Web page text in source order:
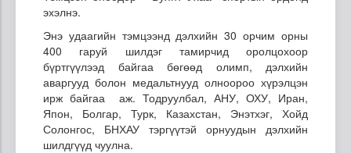
эхэлнэ.
Энэ удаагийн тэмцээнд дэлхийн 30 орчим орны
400 гаруй шилдэг тамирчид оролцохоор
бүртгүүлээд байгаа бөгөөд олимп, дэлхийн
аваргууд болон медальтнууд олноороо хүрэлцэн
ирж байгаа аж. Тодруулбал, АНУ, ОХУ, Иран,
Япон, Болгар, Турк, Казахстан, Энэтхэг, Хойд
Солонгос, БНХАУ тэргүүтэй орнуудын дэлхийн
шилдгүүд чуулна.